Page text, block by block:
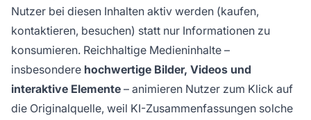
Nutzer bei diesen Inhalten aktiv werden (kaufen,
kontaktieren, besuchen) statt nur Informationen zu
konsumieren. Reichhaltige Medieninhalte –
insbesondere hochwertige Bilder, Videos und
interaktive Elemente – animieren Nutzer zum Klick auf
die Originalquelle, weil KI-Zusammenfassungen solche